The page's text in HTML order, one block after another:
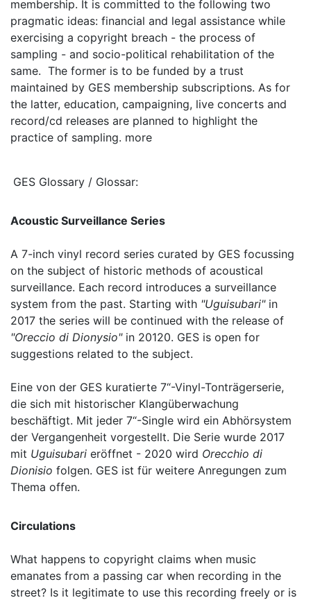
membership. It is committed to the following two
pragmatic ideas: financial and legal assistance while
exercising a copyright breach - the process of
sampling - and socio-political rehabilitation of the
same. The former is to be funded by a trust
maintained by GES membership subscriptions. As for
the latter, education, campaigning, live concerts and
record/cd releases are planned to highlight the
practice of sampling. more
GES Glossary / Glossar:
Acoustic Surveillance Series
A 7-inch vinyl record series curated by GES focussing
on the subject of historic methods of acoustical
surveillance. Each record introduces a surveillance
system from the past. Starting with "Uguisubari"in
2017 the series will be continued with the release of
"Oreccio di Dionysio"in 20120. GES is open for
suggestions related to the subject.
Eine von der GES kuratierte 7“-Vinyl-Tonträgerserie,
die sich mit historischer Klangüberwachung
beschäftigt. Mit jeder 7“-Single wird ein Abhörsystem
der Vergangenheit vorgestellt. Die Serie wurde 2017
mit Uguisubari eröffnet - 2020 wird Orecchio di
Dionisio folgen. GES ist für weitere Anregungen zum
Thema offen.
Circulations
What happens to copyright claims when music
emanates from a passing car when recording in the
street? Is it legitimate to use this recording freely or is